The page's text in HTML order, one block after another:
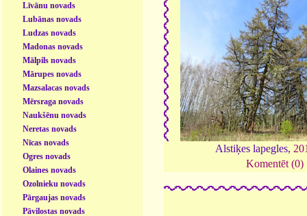
Līvānu novads
Lubānas novads
Ludzas novads
Madonas novads
Mālpils novads
Mārupes novads
Mazsalacas novads
Mērsraga novads
Naukšēnu novads
Neretas novads
Nīcas novads
Ogres novads
Olaines novads
Ozolnieku novads
Pārgaujas novads
Pāvilostas novads
Alstiķes lapegles,
Komentēt (0)